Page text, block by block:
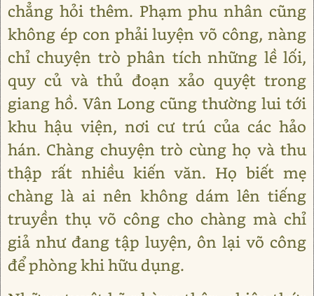
chẳng hỏi thêm. Phạm phu nhân cũng
không ép con phải luyện võ công, nàng
chỉ chuyện trò phân tích những lề lối,
quy củ và thủ đoạn xảo quyệt trong
giang hồ. Vân Long cũng thường lui tới
khu hậu viện, nơi cư trú của các hảo
hán. Chàng chuyện trò cùng họ và thu
thập rất nhiều kiến văn. Họ biết mẹ
chàng là ai nên không dám lên tiếng
truyền thụ võ công cho chàng mà chỉ
giả như đang tập luyện, ôn lại võ công
để phòng khi hữu dụng.